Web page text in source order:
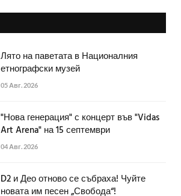
Лято на паветата в Националния
етнографски музей
05 Авг. 2026
"Нова генерация" с концерт във "Vidas
Art Arena" на 15 септември
04 Авг. 2026
D2 и Део отново се събраха! Чуйте
новата им песен „Свобода“!